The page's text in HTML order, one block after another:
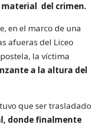
del crimen.
en el marco de una
afueras del Liceo
la víctima
a la altura del
que ser trasladado
donde finalmente